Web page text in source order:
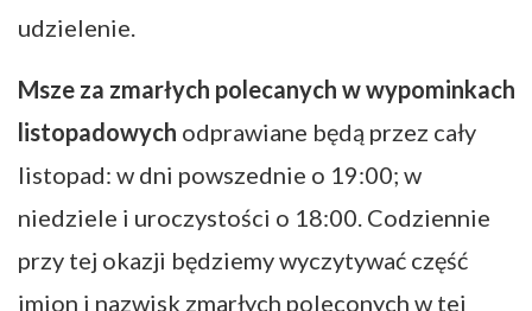
udzielenie.
Msze za zmarłych polecanych w wypominkach
listopadowych odprawiane będą przez cały
listopad: w dni powszednie o 19:00; w
niedziele i uroczystości o 18:00. Codziennie
przy tej okazji będziemy wyczytywać część
imion i nazwisk zmarłych poleconych w tej